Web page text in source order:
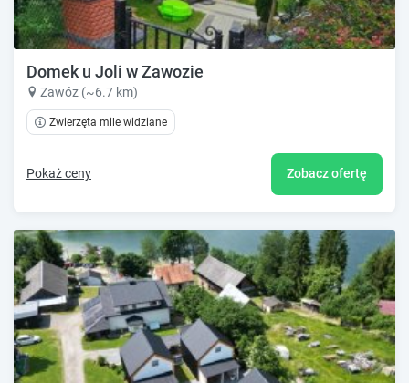
Domek u Joli w Zawozie
Zawóz (~6.7 km)
Zwierzęta mile widziane
Pokaż ceny Zobacz ofertę